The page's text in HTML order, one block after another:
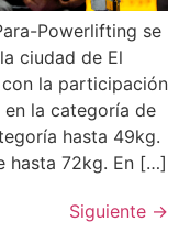
Powerlifting se
ciudad de El
la participación
la categoría de
hasta 49kg.
hasta 72kg. En […]
Siguiente →